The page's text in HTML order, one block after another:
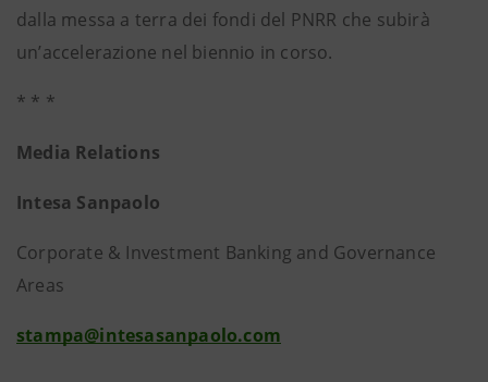
dalla messa a terra dei fondi del PNRR che subirà
un’accelerazione nel biennio in corso.
* * *
Media Relations
Intesa Sanpaolo
Corporate & Investment Banking and Governance
Areas
stampa@intesasanpaolo.com